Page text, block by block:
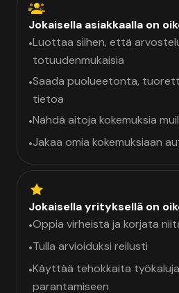
Jokaisella asiakkaalla on
•Luottaa siihen, että
totuudenmukaisia
•Saada puolueetonta,
tietoa
•Nähdä aitoja kokemuksia
•Jakaa omia kokemuksiaan
Jokaisella yrityksellä on
•Oppia virheistä ja korjata
•Tulla arvioiduksi reilusti
•Käyttää tehokkaita
parantamiseen